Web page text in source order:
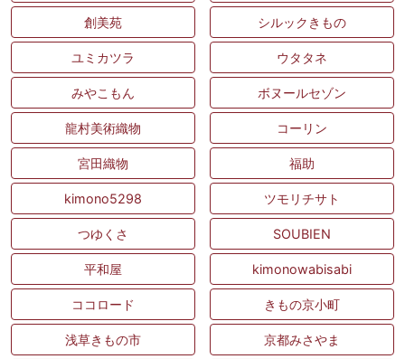
創美苑 シルックきもの
ユミカツラ ウタタネ
みやこもん ボヌールセゾン
龍村美術織物 コーリン
宮田織物 福助
kimono5298 ツモリチサト
つゆくさ SOUBIEN
平和屋 kimonowabisabi
ココロード きもの京小町
浅草きもの市 京都みさやま